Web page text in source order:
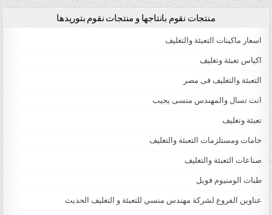
منتجات نقوم بانتاجها و منتجات نقوم بتوريدها
اسعار ماكينات التعبئة والتغليف
اكياس تعبئة وتغليف
التعبئة والتغليف فى مصر
انت تسال والمهندس منسى يجيب
تعبئة وتغليف
خامات ومستلزمات التعبئة والتغليف
صناعات التعبئة والتغليف
طبات الومنيوم فويل
عناوين الفروع لشركة مهندس منسي للتعبئة و التغليف الحديث